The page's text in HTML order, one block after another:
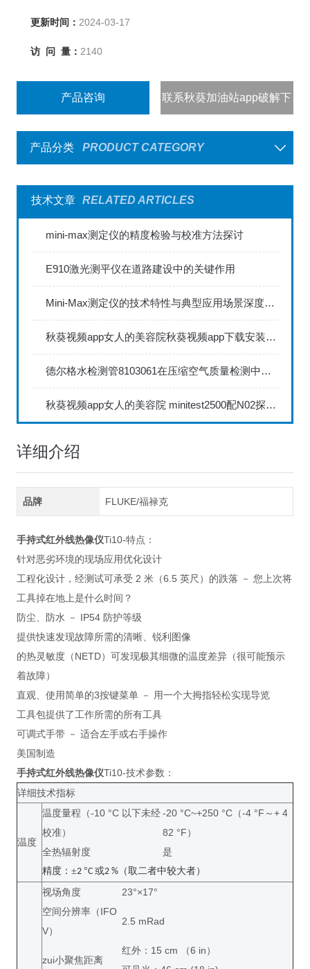
更新时间： 2024-03-17
访 问 量： 2140
产品咨询 联系秋葵加油站app破解下
载
产品分类
PRODUCT CATEGORY
技术文章 RELATED ARTICLES
mini-max测定仪的精度检验与校准方法探讨
E910激光测平仪在道路建设中的关键作用
Mini-Max测定仪的技术特性与典型应用场景深度解读
秋葵视频app女人的美容院秋葵视频app下载安装735FN1.5正确的校准步骤
德尔格水检测管8103061在压缩空气质量检测中的应用
秋葵视频app女人的美容院 minitest2500配N02探头如何两点校准？
详细介绍
品牌 FLUKE/福禄克
手持式红外线热像仪Ti10-特点：
针对恶劣环境的现场应用优化设计
工程化设计，经测试可承受 2 米（6.5 英尺）的跌落 － 您上次将
工具掉在地上是什么时间？
防尘、防水 － IP54 防护等级
提供快速发现故障所需的清晰、锐利图像
的热灵敏度（NETD）可发现极其细微的温度差异（很可能预示
着故障）
直观、使用简单的3按键菜单 － 用一个大拇指轻松实现导览
工具包提供了工作所需的所有工具
可调式手带 － 适合左手或右手操作
美国制造
手持式红外线热像仪Ti10-技术参数：
详细技术指标
温度
温度量程（-10 °C 以下未经
校准）
-20 °C~+250 °C（-4 °F～+ 4
82 °F）
全热辐射度
是
精度：±2 °C 或2 %（取二者中较大者）
视场角度
23°×17°
空间分辨率（IFO
V）
2.5 mRad
zui小聚焦距离
红外：15 cm （6 in）